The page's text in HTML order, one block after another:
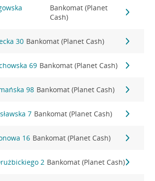
Bankomat (Planet
Cash)
30 Bankomat (Planet Cash)
69 Bankomat (Planet Cash)
98 Bankomat (Planet Cash)
7 Bankomat (Planet Cash)
16 Bankomat (Planet Cash)
2 Bankomat (Planet Cash)